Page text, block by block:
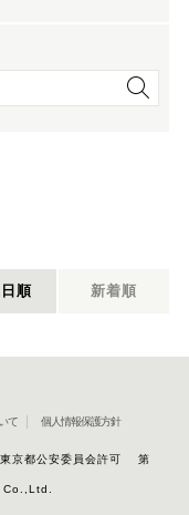
順 新着順
て 個人情報保護方針
東京都公安委員会許可 第